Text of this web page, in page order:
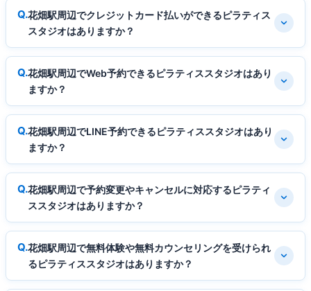
花畑駅周辺でクレジットカード払いができるピラティス
スタジオはありますか？
花畑駅周辺でWeb予約できるピラティススタジオはあり
ますか？
花畑駅周辺でLINE予約できるピラティススタジオはあり
ますか？
花畑駅周辺で予約変更やキャンセルに対応するピラティ
ススタジオはありますか？
花畑駅周辺で無料体験や無料カウンセリングを受けられ
るピラティススタジオはありますか？